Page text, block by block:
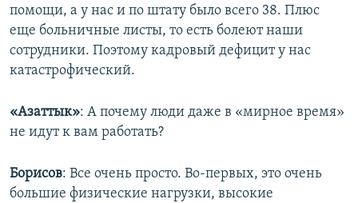
помощи, а у нас и по штату было всего 38. Плюс
еще больничные листы, то есть болеют наши
сотрудники. Поэтому кадровый дефицит у нас
катастрофический.
«Азаттык»: А почему люди даже в «мирное время»
не идут к вам работать?
Борисов: Все очень просто. Во-первых, это очень
большие физические нагрузки, высокие